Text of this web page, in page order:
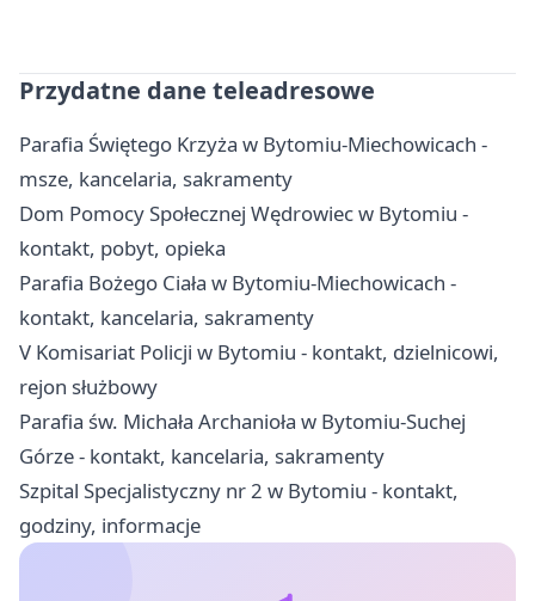
Przydatne dane teleadresowe
Parafia Świętego Krzyża w Bytomiu-Miechowicach -
msze, kancelaria, sakramenty
Dom Pomocy Społecznej Wędrowiec w Bytomiu -
kontakt, pobyt, opieka
Parafia Bożego Ciała w Bytomiu-Miechowicach -
kontakt, kancelaria, sakramenty
V Komisariat Policji w Bytomiu - kontakt, dzielnicowi,
rejon służbowy
Parafia św. Michała Archanioła w Bytomiu-Suchej
Górze - kontakt, kancelaria, sakramenty
Szpital Specjalistyczny nr 2 w Bytomiu - kontakt,
godziny, informacje